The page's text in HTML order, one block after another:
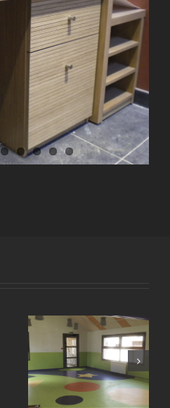
Salle de réunion